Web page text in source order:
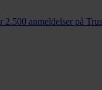
2.500 anmeldelser på